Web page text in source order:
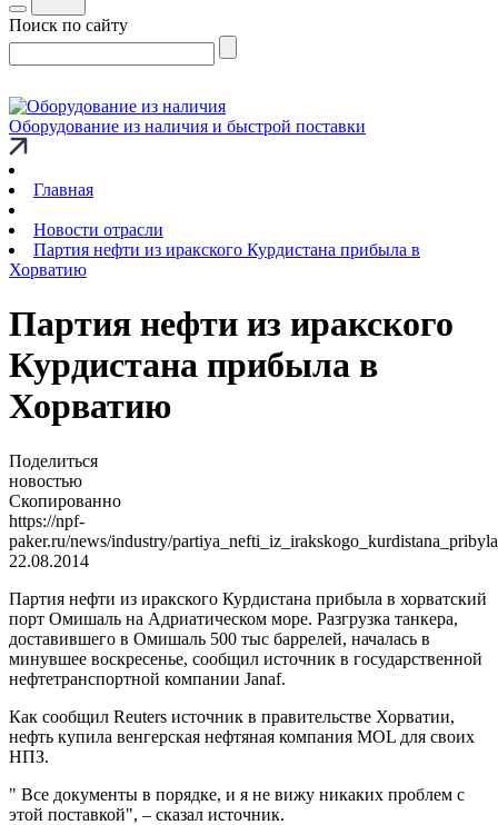
Поиск по сайту
Оборудование из наличия и быстрой поставки
Главная
Новости отрасли
Партия нефти из иракского Курдистана прибыла в
Хорватию
Партия нефти из иракского
Курдистана прибыла в
Хорватию
Поделиться
новостью
Скопированно
https://npf-
paker.ru/news/industry/
22.08.2014
Партия нефти из иракского Курдистана прибыла в хорватский
порт Омишаль на Адриатическом море. Разгрузка танкера,
доставившего в Омишаль 500 тыс баррелей, началась в
минувшее воскресенье, сообщил источник в государственной
нефтетранспортной компании Janaf.
Как сообщил Reuters источник в правительстве Хорватии,
нефть купила венгерская нефтяная компания MOL для своих
НПЗ.
" Все документы в порядке, и я не вижу никаких проблем с
этой поставкой", – сказал источник.